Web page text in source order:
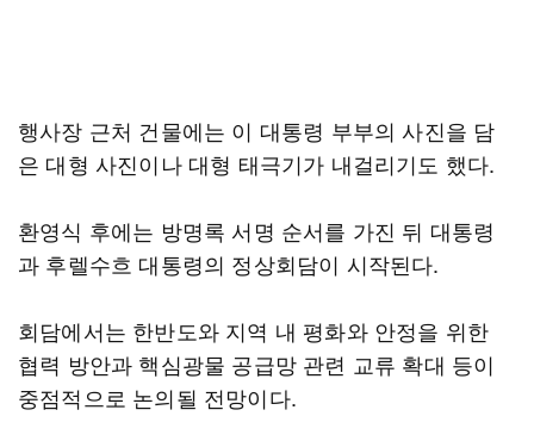
행사장 근처 건물에는 이 대통령 부부의 사진을 담
은 대형 사진이나 대형 태극기가 내걸리기도 했다.
환영식 후에는 방명록 서명 순서를 가진 뒤 대통령
과 후렐수흐 대통령의 정상회담이 시작된다.
회담에서는 한반도와 지역 내 평화와 안정을 위한
협력 방안과 핵심광물 공급망 관련 교류 확대 등이
중점적으로 논의될 전망이다.